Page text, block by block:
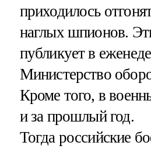
приходилось
наглых шпионов.
публикует в
Министерство
Кроме того, в
и за прошлый год.
Тогда российские